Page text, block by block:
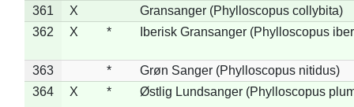
361
X
Gransanger (Phylloscopus collybita)
362
X * Iberisk Gransanger (Phylloscopus
363 *
Grøn Sanger (Phylloscopus nitidus)
364
X * Østlig Lundsanger (Phylloscopus